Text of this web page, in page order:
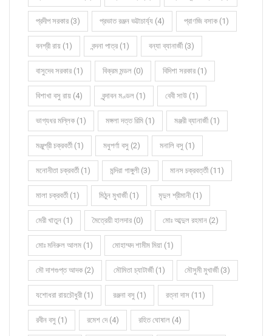
প্রদীপ সরকার (3) প্রভাত রঞ্জন ভট্টাচার্য্য (4) প্রাণজি বসাক (1)
বনশ্রী রায় (1) বন্দনা পাত্র (1) বন্যা ব্যানার্জী (3)
বাসুদেব সরকার (1) বিক্রম মন্ডল (0) বিদিশা সরকার (1)
বিশাখা বসু রায় (4) বৃন্দাবন মণ্ডল (1) বেবী সাউ (1)
ভাগ্যধর মল্লিক (1) মঙ্গলা দত্ত রিমি (1) মঞ্জরী ব্যানার্জী (1)
মঞ্জুশ্রী চক্রবর্তী (1) মধুপর্ণা বসু (2) মনালি বসু (1)
মনোনীতা চক্রবর্তী (1) মন্দিরা গাঙ্গুলী (3) মানস চক্রবর্ত্তী (11)
মালা চক্রবর্তী (1) মিঠুন মুখার্জী (1) মৃদুল শ্রীমানী (1)
মেরী খাতুন (1) মৈত্রেয়ী হালদার (0) মোঃ আব্দুল রহমান (2)
মোঃ মনিরুল আলম (1) মোহাম্মদ শামীম মিয়া (1)
মৌ দাশগুপ্ত আদক (2) মৌমিতা চ্যাটার্জী (1) মৌসুমী মুখার্জী (3)
যশোধরা রায়চৌধুরী (1) রঞ্জনা বসু (1) রত্না দাস (11)
রবীন বসু (1) রমেশ দে (4) রহিত ঘোষাল (4)